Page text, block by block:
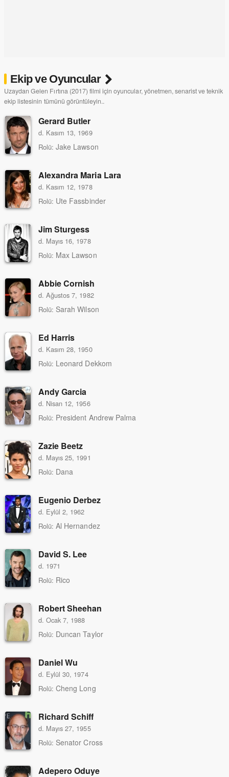
Ekip ve Oyuncular
Uzaydan Gelen Fırtına (2017) filmi için oyuncular, yönetmen, senarist ve teknik
ekip listesinin tümünü görüntüleyin..
Gerard Butler
d. Kasım 13, 1969
Rolü: Jake Lawson
Alexandra Maria Lara
d. Kasım 12, 1978
Rolü: Ute Fassbinder
Jim Sturgess
d. Mayıs 16, 1978
Rolü: Max Lawson
Abbie Cornish
d. Ağustos 7, 1982
Rolü: Sarah Wilson
Ed Harris
d. Kasım 28, 1950
Rolü: Leonard Dekkom
Andy Garcia
d. Nisan 12, 1956
Rolü: President Andrew Palma
Zazie Beetz
d. Mayıs 25, 1991
Rolü: Dana
Eugenio Derbez
d. Eylül 2, 1962
Rolü: Al Hernandez
David S. Lee
d. 1971
Rolü: Rico
Robert Sheehan
d. Ocak 7, 1988
Rolü: Duncan Taylor
Daniel Wu
d. Eylül 30, 1974
Rolü: Cheng Long
Richard Schiff
d. Mayıs 27, 1955
Rolü: Senator Cross
Adepero Oduye